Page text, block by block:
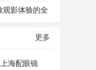
观影体验的全
更多
海配眼镜